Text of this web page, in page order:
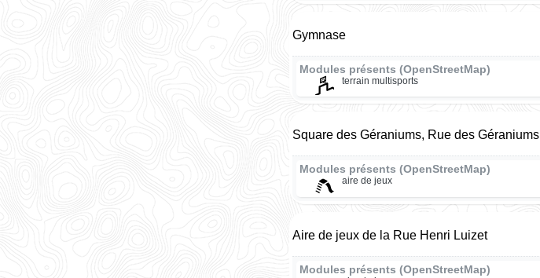
Gymnase
Modules présents (OpenStreetMap)
terrain multisports
Square des Géraniums, Rue des Géraniums
Modules présents (OpenStreetMap)
aire de jeux
Aire de jeux de la Rue Henri Luizet
Modules présents (OpenStreetMap)